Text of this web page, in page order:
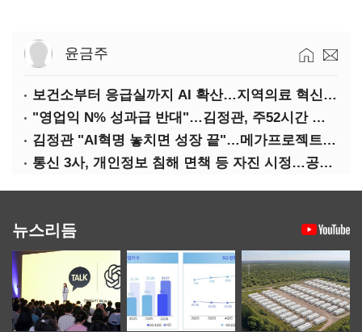
윤금주
보건소부터 응급실까지 AI 확산…지역의료 혁신 본격화
"영업익 N% 성과급 반대"…김정관, 주52시간 손질 예고
김정관 "AI혁명 놓치면 성장 끝"…메가프로젝트·메가특구 속도전
통신 3사, 개인정보 침해 면책 등 자진 시정…공정위 "이용자 권리 강화"
뉴스리듬